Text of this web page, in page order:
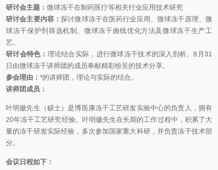
研讨会主题： 微球冻干在制药医疗等相关行业应用技术研究
研讨会主要内容：探讨微球冻干在医药行业应用、微球冻干原理、微
球冻干保护剂筛选机制、微球冻干曲线优化方法及微球冻干生产工
艺。
研讨会特色： 理论结合实际，进行微球冻干技术的深入剖析。8月31
日由微球冻干讲师团的成员奉献精彩纷呈的技术分享。
参会理由： *的讲师团，理论与实际的结合。
讲师团成员：
叶明徽先生（硕士）是博医康冻干工艺研发实验中心的负责人，拥有
20年冻干工艺研究经验。叶明徽先生在长期的工作过程中，积累了大
量的冻干研发实际经验，多次参加国家重大科研，并负责冻干技术部
分。
会议日程如下：